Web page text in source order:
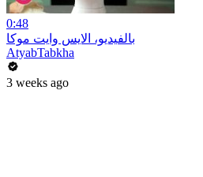
0:48
بالفيديو، الايس وايت موكا
AtyabTabkha
3 weeks ago